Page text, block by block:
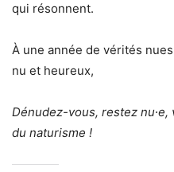
qui résonnent.
À une année de vérités
nu et heureux,
Dénudez-vous, restez nu∙e,
du naturisme !